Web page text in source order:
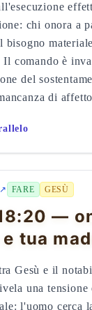
chi onora a
bisogno
Il comando è
del
di
FARE GESÙ
—
tua
Gesù e il
una tensione
l'uomo cerca